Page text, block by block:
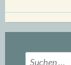
Suchen